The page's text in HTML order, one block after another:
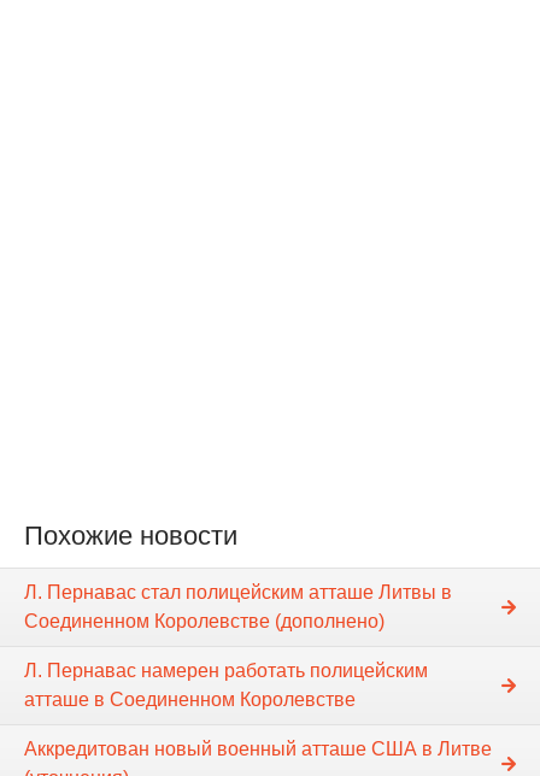
Похожие новости
Л. Пернавас стал полицейским атташе Литвы в
Соединенном Королевстве (дополнено)
Л. Пернавас намерен работать полицейским
атташе в Соединенном Королевстве
Аккредитован новый военный атташе США в Литве